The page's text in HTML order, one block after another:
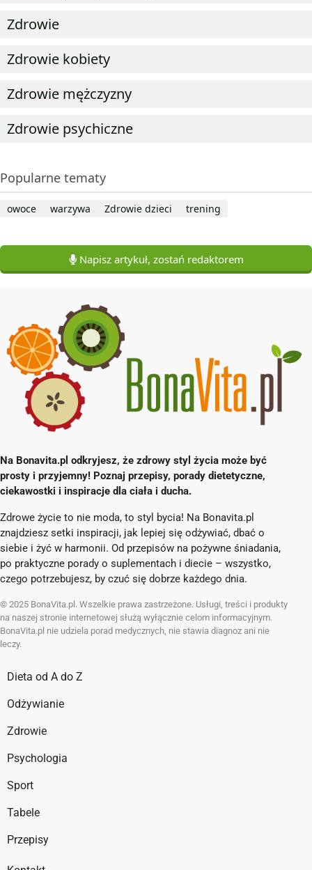
Zdrowie
Zdrowie kobiety
Zdrowie mężczyzny
Zdrowie psychiczne
Popularne tematy
owoce warzywa Zdrowie dzieci trening
Napisz artykuł, zostań redaktorem
Na Bonavita.pl odkryjesz, że zdrowy styl życia może być
prosty i przyjemny! Poznaj przepisy, porady dietetyczne,
ciekawostki i inspiracje dla ciała i ducha.
Zdrowe życie to nie moda, to styl bycia! Na Bonavita.pl
znajdziesz setki inspiracji, jak lepiej się odżywiać, dbać o
siebie i żyć w harmonii. Od przepisów na pożywne śniadania,
po praktyczne porady o suplementach i diecie – wszystko,
czego potrzebujesz, by czuć się dobrze każdego dnia.
© 2025 BonaVita.pl. Wszelkie prawa zastrzeżone. Usługi, treści i produkty
na naszej stronie internetowej służą wyłącznie celom informacyjnym.
BonaVita.pl nie udziela porad medycznych, nie stawia diagnoz ani nie
leczy.
Dieta od A do Z
Odżywianie
Zdrowie
Psychologia
Sport
Tabele
Przepisy